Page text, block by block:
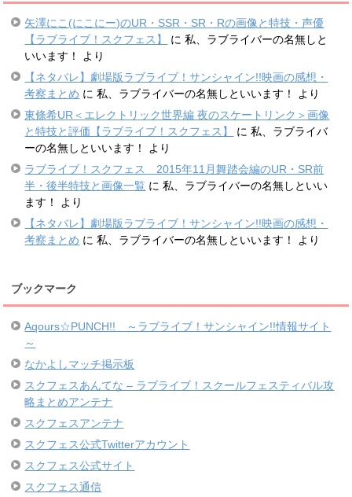
矢澤にこ(にこにー)のUR・SSR・SR・Rの画像と特技・声優
【ラブライブ！スクフェス】
に私、ラブライバーの名無しと
いいます！
より
【ネタバレ】劇場版ラブライブ！サンシャイン!!映画の感想・
考察まとめ に私、ラブライバーの名無しといいます！
より
東條希UR＜エレクトリック世界編 夜のスケートリンク＞画像
と特技と評価【ラブライブ！スクフェス】
に私、ラブライバ
ーの名無しといいます！
より
ラブライブ！スクフェス 2015年11月舞踏会編のUR・SR前
半・後半特技と画像一覧 に私、ラブライバーの名無しといい
ます！
より
【ネタバレ】劇場版ラブライブ！サンシャイン!!映画の感想・
考察まとめ に私、ラブライバーの名無しといいます！ より
ブックマーク
Aqours☆PUNCH!! ～ラブライブ！サンシャイン!!情報サイト
～
なかよしマッチ掲示板
スクフェスあんてな – ラブライブ！スクールフェスティバル攻
略まとめアンテナ
スクフェスアンテナ
スクフェス公式Twitterアカウント
スクフェス公式サイト
スクフェス通信